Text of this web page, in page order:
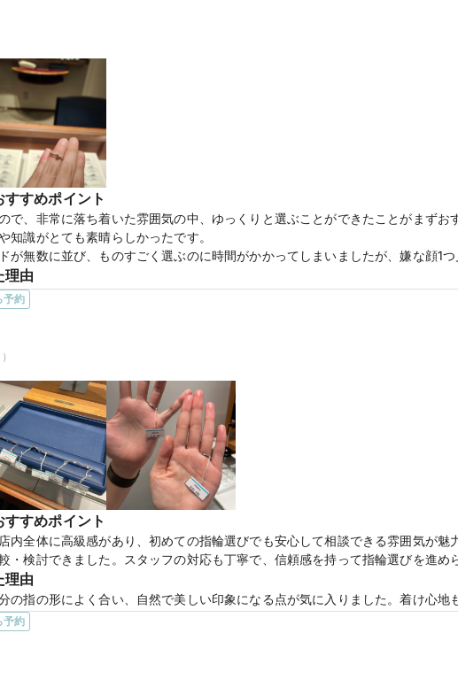
て良いと思った。
っかりとした服装で接客していて、とても気分が良かった。
入したくなり、魅力的だった。
丁寧に、わかりやすく伝えていただき、検討のきっかけになった。
【Felice フェリーチェ 5MPG,5LDPG】
情報
分の電子マネーがもらえる【マイナビウエディングカップル応援キャンペーン
すめポイント
で、非常に落ち着いた雰囲気の中、ゆっくりと選ぶことができたことがまずお
知識がとても素晴らしかったです。
が無数に並び、ものすごく選ぶのに時間がかかってしまいましたが、嫌な顔1つ
理由
合うウェーブ状の形状というところにまずは魅力を感じました。
ュアルにでも合わせやすいデザインも魅力的でした。すごく上品に、しかし指
典情報
分の電子マネーがもらえる【マイナビウエディングカップル応援キャンペーン
予約
すめポイント
内全体に高級感があり、初めての指輪選びでも安心して相談できる雰囲気が魅
・検討できました。スタッフの対応も丁寧で、信頼感を持って指輪選びを進め
理由
の指の形によく合い、自然で美しい印象になる点が気に入りました。着け心地
ンの上品さと日常使いのしやすさを兼ね備えており、長く愛用できそうだと思
空間になっており、周囲を気にせずゆっくりと相談できたのが印象的でした。
した。スタッフさんも親身に対応してくださり、納得しながら商品を選ぶこと
予約